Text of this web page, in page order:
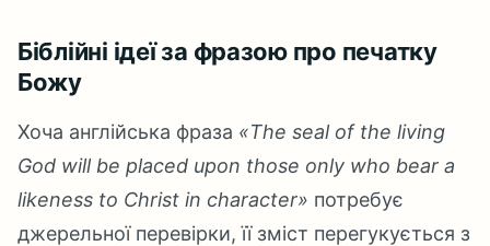
Біблійні ідеї за фразою про печатку
Божу
Хоча англійська фраза «The seal of the living
God will be placed upon those only who bear a
likeness to Christ in character» потребує
джерельної перевірки, її зміст перегукується з